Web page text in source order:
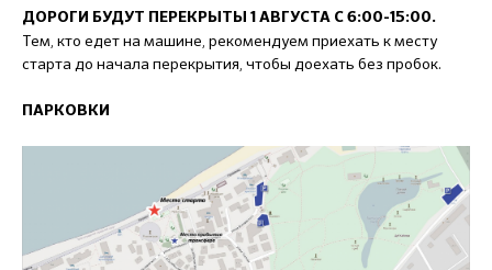
ДОРОГИ БУДУТ ПЕРЕКРЫТЫ 1 АВГУСТА С 6:00-15:00.
Тем, кто едет на машине, рекомендуем приехать к месту
старта до начала перекрытия, чтобы доехать без пробок.
П АРКОВКИ